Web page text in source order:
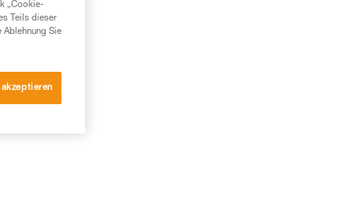
„Cookie-
Teils dieser
Ablehnung Sie